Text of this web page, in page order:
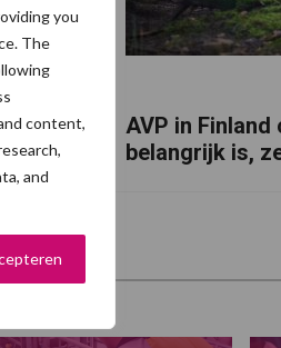
you
The
content,
and
AVP in
belangrijk is,